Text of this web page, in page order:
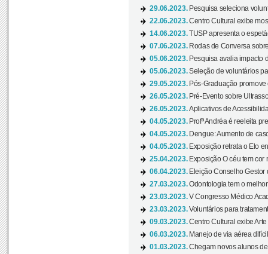
29.06.2023. Pesquisa seleciona
22.06.2023.Centro Cultural exibe
14.06.2023.TUSP apresenta o
07.06.2023. Rodas de Conversa
05.06.2023. Pesquisa avalia impacto
05.06.2023.Seleção de voluntários
29.05.2023. Pós-Graduação
26.05.2023. Pré-Evento sobre
26.05.2023.Aplicativos de
04.05.2023. Profª Andréa é reeleita
04.05.2023. Dengue: Aumento de
04.05.2023. Exposição retrata o Elo
25.04.2023. Exposição O céu tem cor
06.04.2023. Eleição Conselho Gestor
27.03.2023.Odontologia tem o
23.03.2023.V Congresso Médico
23.03.2023.Voluntários para
09.03.2023.Centro Cultural exibe
06.03.2023. Manejo de via aérea
01.03.2023.Chegam novos alunos